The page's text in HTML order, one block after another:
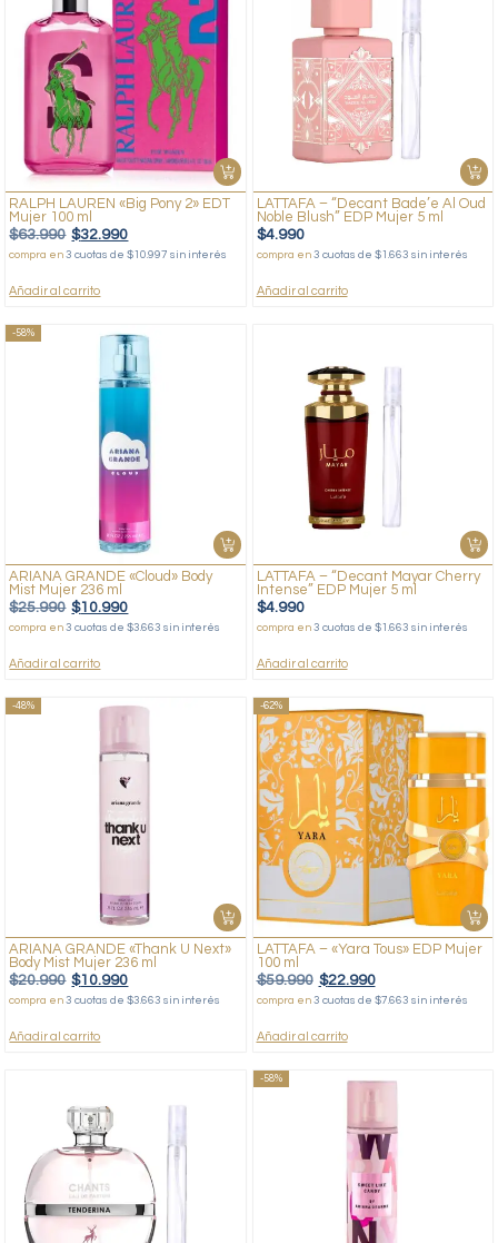
RALPH LAUREN «Big Pony 2» EDT
Mujer 100 ml
$63.990 $32.990
compra en3 cuotas de $10.997 sin interés
Añadir al carrito
LATTAFA – “Decant Bade’e Al Oud
Noble Blush” EDP Mujer 5 ml
$4.990
compra en 3 cuotas de $1.663 sin interés
Añadir al carrito
-58%
ARIANA GRANDE «Cloud» Body
Mist Mujer 236 ml
$25.990 $10.990
compra en3 cuotas de $3.663 sin interés
Añadir al carrito
LATTAFA – “Decant Mayar Cherry
Intense” EDP Mujer 5 ml
$4.990
compra en 3 cuotas de $1.663 sin interés
Añadir al carrito
-48%
ARIANA GRANDE «Thank U Next»
Body Mist Mujer 236 ml
$20.990 $10.990
compra en3 cuotas de $3.663 sin interés
Añadir al carrito
-62%
LATTAFA – «Yara Tous» EDP Mujer
100 ml
$59.990 $22.990
compra en 3 cuotas de $7.663 sin interés
Añadir al carrito
-58%